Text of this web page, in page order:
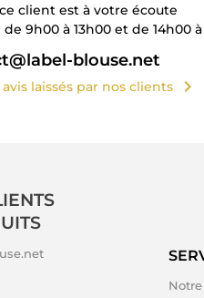
client est à votre écoute
9h00 à 13h00 et de 14h00 à
blouse.net
laissés par nos clients chevron_right